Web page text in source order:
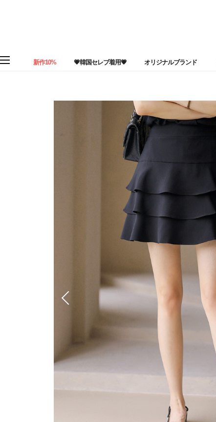
新作10% 💗韓国セレブ着用💗 オリジナルブランド